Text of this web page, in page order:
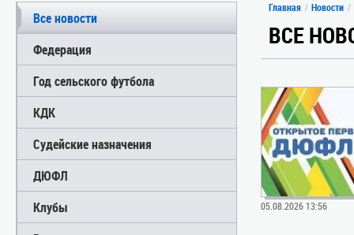
Все новости
Федерация
Год сельского футбола
КДК
Судейские назначения
ДЮФЛ
Клубы
Главная Новости
ВСЕ
05.08.2026 13:56